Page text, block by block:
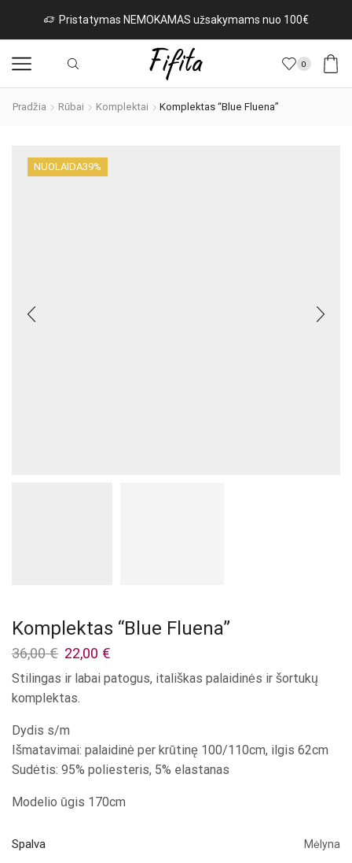
Pristatymas NEMOKAMAS užsakymams nuo 100€
0
Pradžia Rūbai Komplektai Komplektas “Blue Fluena”
NUOLAIDA39%
Komplektas “Blue Fluena”
36,00€ Original
was:
36,00 €.
22,00 €
is:
Stilingas ir labai patogus, itališkas palaidinės ir šortukų
komplektas.
Dydis s/m
Išmatavimai: palaidinė per krūtinę 100/110cm, ilgis 62cm
Sudėtis: 95% poliesteris, 5% elastanas
Modelio ūgis 170cm
Spalva Mėlyna